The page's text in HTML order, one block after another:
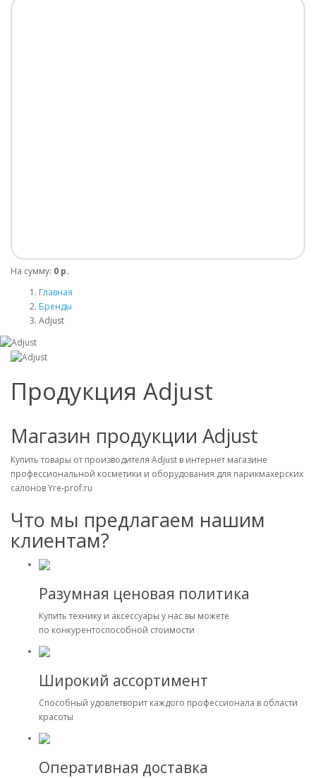
На сумму: 0 р.
Главная
Бренды
Adjust
Продукция Adjust
Магазин продукции Adjust
Купить товары от производителя Adjust в интернет магазине
профессиональной косметики и оборудования для парикмахерских
салонов Yre-prof.ru
Что мы предлагаем нашим
клиентам?
Разумная ценовая политика
Купить технику и аксессуары у нас вы можете
по конкурентоспособной стоимости
Широкий ассортимент
Способный удовлетворит каждого профессионала в области
красоты
Оперативная доставка